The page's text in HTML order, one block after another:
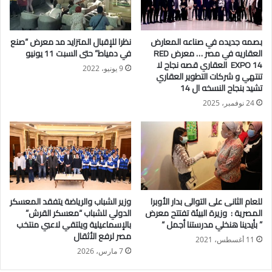
بشأن الاهتمام بالموارد البشرية وتنميتها والاستثمار فيها والعمل على
تنفيذ خطة طموحة تستهدف الإسراع في تحقيق التنمية الاقتصادية
والاجتماعية الشاملة مع التركيز على تنمية مهارات وقدرات العنصر
البشري كمورد حيوي وثروة قومية فريدة.
بجانب العمل على تعزيز استثمارات الدولة وإصلاح وتطوير منظومة
إدارة شركات قطاع الأعمال العام والتي لا تكتمل أركانها ولا تتحقق
نتائجها دون استهداف تعزيز قدرات العاملين وتنمية مهاراتهم في كافة
القطاعات الاقتصادية.
وقال حسن شحاتة: تهدف وزارة العمل إلى التخطيط للموارد البشرية
على المستوى القومي وتنميتها، ورعاية القوى العاملة وتنظيم
استخدامها في الداخل والخارج ورفع كفايتها الانتاجية كوسيلة فاعلة
لتحقيق التنمية الاقتصادية والاجتماعية، من خلال عمليات التشغيل
والتدريب المهني وحماية ورعاية القوى العاملة وتوفير بيئة عمل
صحية وآمنة.
بصمه جديده في صناعه المعارض
العقاريه في مصر … معرض RED
EXPO 14 العقاري قصه نجاح لا
تنتهي و شركات التطوير العقاري
تشيد بنجاح النسخه ال 14
24 نوفمبر، 2025
نظرا للإقبال المتزايد مد معرض “صنع
في دمياط” حتى السبت 11 يونيو
9 يونيو، 2022
للعام الثانى على التوالى بدار الأوبرا
المصرية : وزيرة البيئة تفتتح معرض
” بأيدينا هنخلي مدرستنا أجمل “
11 أغسطس، 2021
وزير الشباب والرياضة يتفقد المعسكر
الدولي للشباب “معسكر القرش”
بالإسماعيلية ويلتقي لاعبي منتخب
مصر لرفع الأثقال
7 مارس، 2026